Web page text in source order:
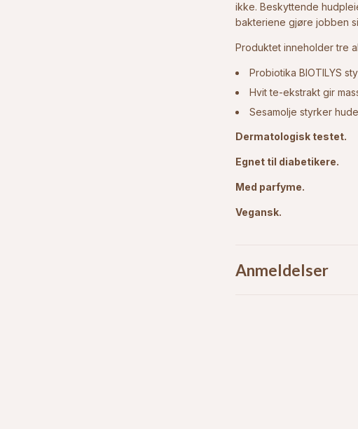
ikke. Beskyttende
bakteriene gjøre jobben
Produktet inneholder tre
Probiotika BIOTILYS
Hvit te-ekstrakt gir
Sesamolje styrker
Dermatologisk testet.
Egnet til diabetikere.
Med parfyme.
Vegansk.
Anmeldelser